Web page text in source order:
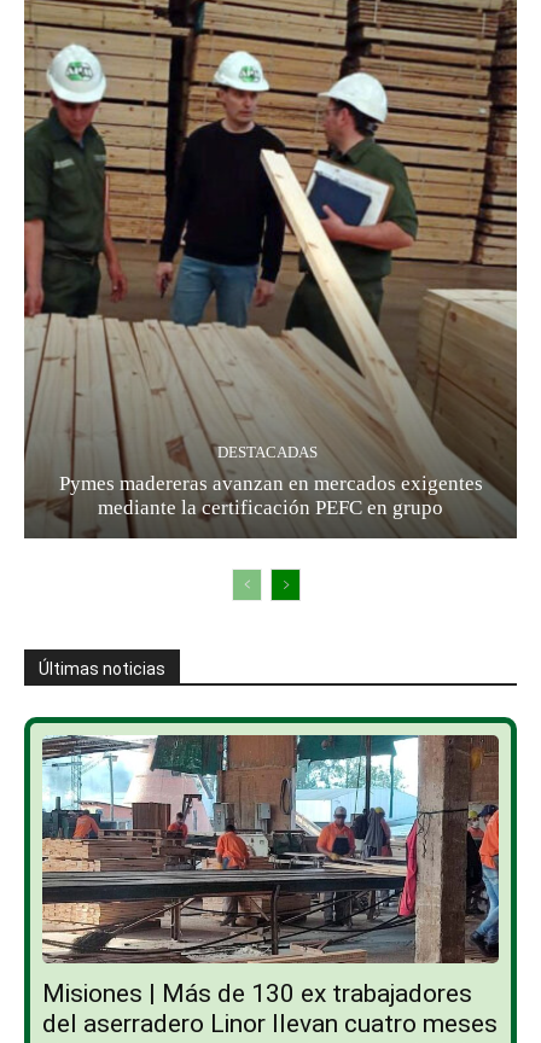
DESTACADAS
Pymes madereras avanzan en mercados exigentes
mediante la certificación PEFC en grupo
Misiones | Más de 130 ex trabajadores
del aserradero Linor llevan cuatro meses
sin respuestas por sus deudas salariales
e indemnizaciones tras el cierre...
Política y Economía Patricia Escobar - 07/08/2026